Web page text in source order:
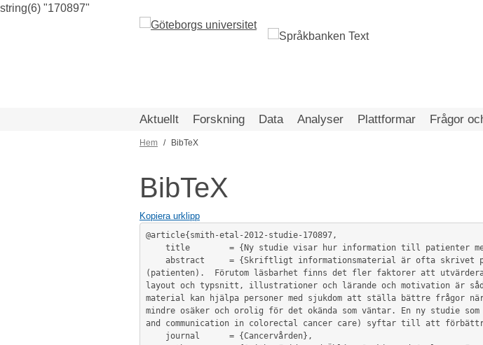
string(6) "170897"
Aktuellt Forskning Data Analyser Plattformar Frågor
Länkstig
Hem BibTeX
BibTeX
Kopiera urklipp
@article{smith-etal-2012-studie-170897,
(patienten).  Förutom läsbarhet finns det fler faktorer att
layout och typsnitt, illustrationer och lärande och motivation är
material kan hjälpa personer med sjukdom att ställa bättre frågor när
mindre osäker och orolig för det okända som väntar. En ny studie
and communication in colorectal cancer care) syftar till att